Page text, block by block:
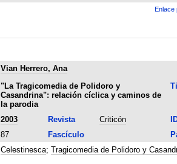
Enlace
Vian Herrero, Ana
"La Tragicomedia de Polidoro y
Casandrina": relación cíclica y caminos de
la parodia
2003 Revista Criticón
87 Fascículo
Celestinesca; Tragicomedia de Polidoro y